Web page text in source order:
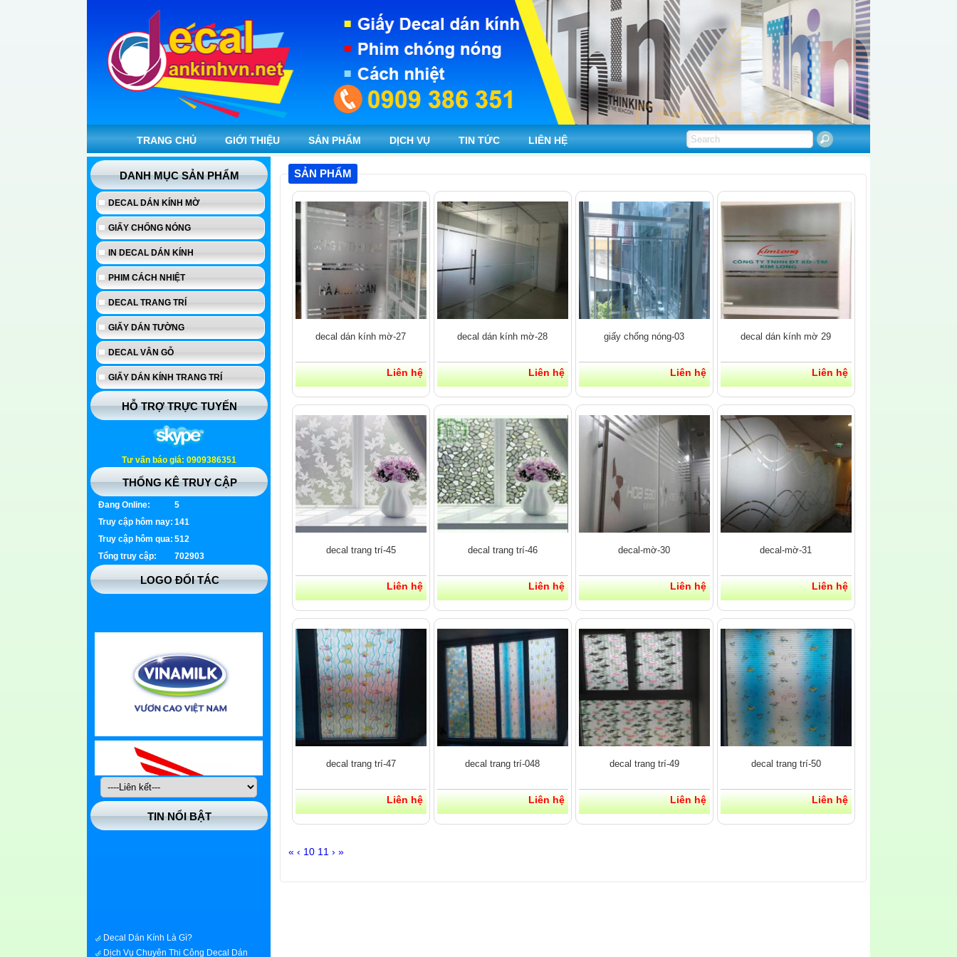
TRANG CHỦ GIỚI THIỆU SẢN PHẨM DỊCH VỤ TIN TỨC LIÊN HỆ
SẢN PHẨM
decal dán kính mờ-27
Liên hệ
decal dán kính mờ-28
Liên hệ
giấy chống nóng-03
Liên hệ
decal dán kính mờ 29
Liên hệ
decal trang trí-45
Liên hệ
decal trang trí-46
Liên hệ
decal-mờ-30
Liên hệ
decal-mờ-31
Liên hệ
decal trang trí-47
Liên hệ
decal trang trí-048
Liên hệ
decal trang trí-49
Liên hệ
decal trang trí-50
Liên hệ
« ‹ 10 11 › »
DANH MỤC SẢN PHẨM
DECAL DÁN KÍNH MỜ
GIẤY CHỐNG NÓNG
IN DECAL DÁN KÍNH
PHIM CÁCH NHIỆT
DECAL TRANG TRÍ
GIẤY DÁN TƯỜNG
DECAL VÂN GỖ
GIẤY DÁN KÍNH TRANG TRÍ
HỖ TRỢ TRỰC TUYẾN
Tư vấn báo giá: 0909386351
THỐNG KÊ TRUY CẬP
Đang Online:
5
Truy cập hôm nay: 141
Truy cập hôm qua: 512
Tổng truy cập:
702903
LOGO ĐỐI TÁC
TIN NỔI BẬT
Dịch Vụ Chuyên Thi Công Decal Dán
Kính Nhanh Giá Rẻ Tại Quận Huyện Hóc